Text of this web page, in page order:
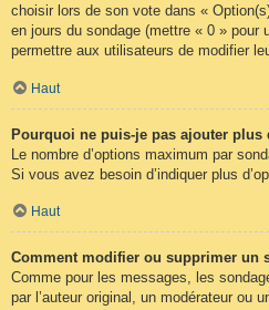
choisir lors de son vote dans «
en jours du sondage (mettre « 0 » pour
permettre aux utilisateurs de modifier
Haut
Pourquoi ne puis-je pas ajouter plus
Le nombre d’options maximum par
Si vous avez besoin d’indiquer plus
Haut
Comment modifier ou supprimer un
Comme pour les messages, les
par l’auteur original, un modérateur ou